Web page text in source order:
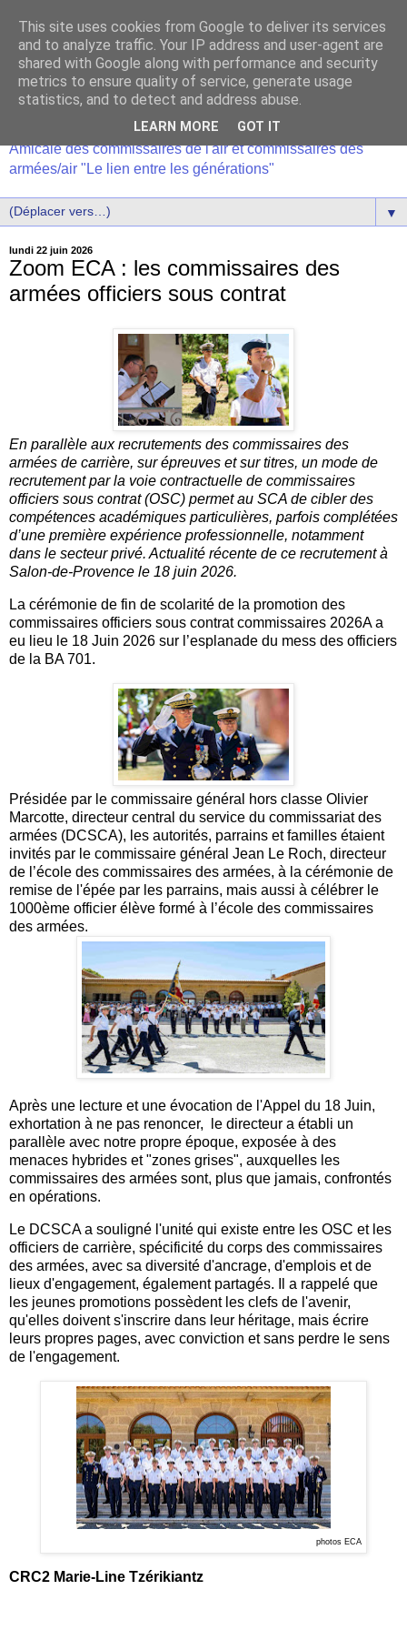
Amicale des commissaires de l'air et commissaires des
armées/air "Le lien entre les générations"
▼
lundi 22 juin 2026
Zoom ECA : les commissaires des
armées officiers sous contrat
En parallèle aux recrutements des commissaires des
armées de carrière, sur épreuves et sur titres, un mode de
recrutement par la voie contractuelle de commissaires
officiers sous contrat (OSC) permet au SCA de cibler des
compétences académiques particulières, parfois complétées
d’une première expérience professionnelle, notamment
dans le secteur privé. Actualité récente de ce recrutement à
Salon-de-Provence le 18 juin 2026.
La cérémonie de fin de scolarité de la promotion des
commissaires officiers sous contrat commissaires 2026A a
eu lieu le 18 Juin 2026 sur l’esplanade du mess des officiers
de la BA 701.
Présidée par le commissaire général hors classe Olivier
Marcotte, directeur central du service du commissariat des
armées (DCSCA), les autorités, parrains et familles étaient
invités par le commissaire général Jean Le Roch, directeur
de l’école des commissaires des armées, à la cérémonie de
remise de l'épée par les parrains, mais aussi à célébrer le
1000ème officier élève formé à l’école des commissaires
des armées.
Après une lecture et une évocation de l'Appel du 18 Juin,
exhortation à ne pas renoncer, le directeur a établi un
parallèle avec notre propre époque, exposée à des
menaces hybrides et "zones grises", auxquelles les
commissaires des armées sont, plus que jamais, confrontés
en opérations.
Le DCSCA a souligné l'unité qui existe entre les OSC et les
officiers de carrière, spécificité du corps des commissaires
des armées, avec sa diversité d'ancrage, d'emplois et de
lieux d'engagement, également partagés. Il a rappelé que
les jeunes promotions possèdent les clefs de l'avenir,
qu'elles doivent s'inscrire dans leur héritage, mais écrire
leurs propres pages, avec conviction et sans perdre le sens
de l'engagement.
photos ECA
CRC2 Marie-Line Tzérikiantz
This site uses cookies from Google to deliver its services
and to analyze traffic. Your IP address and user-agent are
shared with Google along with performance and security
metrics to ensure quality of service, generate usage
statistics, and to detect and address abuse.
LEARN MORE GOT IT